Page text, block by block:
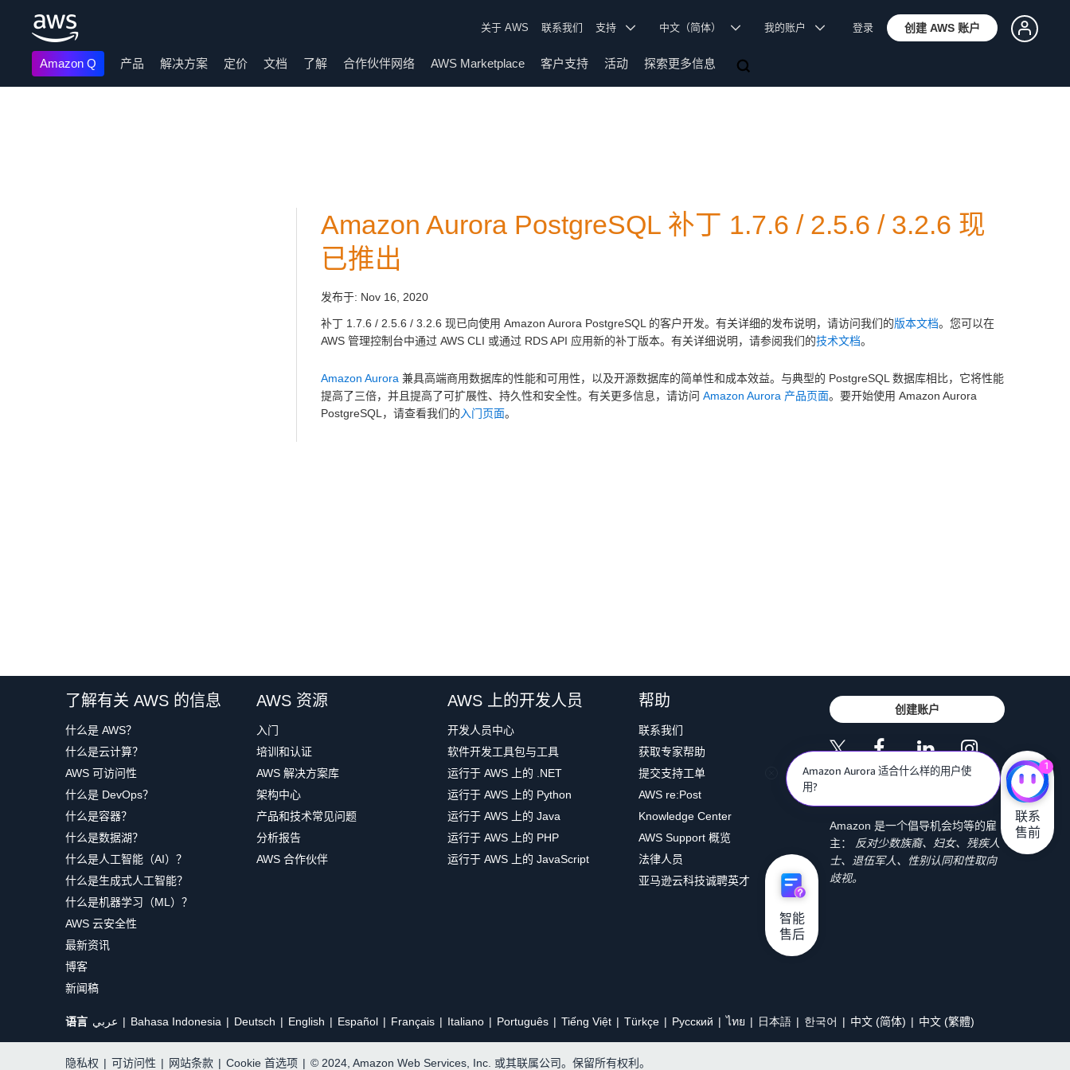
关于 AWS 联系我们 支持 中文（简体） 我的账户 登录 创建 AWS 账户
Amazon Q 产品 解决方案 定价 文档 了解 合作伙伴网络 AWS Marketplace 客户支持 活动 探索更多信息
Amazon Aurora PostgreSQL 补丁 1.7.6 / 2.5.6 / 3.2.6 现
已推出
发布于: Nov 16, 2020
补丁 1.7.6 / 2.5.6 / 3.2.6 现已向使用 Amazon Aurora PostgreSQL 的客户开发。有关详细的发布说明，请访问我们的版本文档。您可以在
AWS 管理控制台中通过 AWS CLI 或通过 RDS API 应用新的补丁版本。有关详细说明，请参阅我们的技术文档。
Amazon Aurora 兼具高端商用数据库的性能和可用性，以及开源数据库的简单性和成本效益。与典型的 PostgreSQL 数据库相比，它将性能
提高了三倍，并且提高了可扩展性、持久性和安全性。有关更多信息，请访问 Amazon Aurora 产品页面。要开始使用 Amazon Aurora
PostgreSQL，请查看我们的 入门页面。
了解有关 AWS 的信息
什么是 AWS？
什么是云计算？
AWS 可访问性
什么是 DevOps？
什么是容器？
什么是数据湖？
什么是人工智能（AI）？
什么是生成式人工智能？
什么是机器学习（ML）？
AWS 云安全性
最新资讯
博客
新闻稿
AWS 资源
入门
培训和认证
AWS 解决方案库
架构中心
产品和技术常见问题
分析报告
AWS 合作伙伴
AWS 上的开发人员
开发人员中心
软件开发工具包与工具
运行于 AWS 上的 .NET
运行于 AWS 上的 Python
运行于 AWS 上的 Java
运行于 AWS 上的 PHP
运行于 AWS 上的 JavaScript
帮助
联系我们
获取专家帮助
提交支持工单
AWS re:Post
Knowledge Center
AWS Support 概览
法律人员
亚马逊云科技诚聘英才
创建账户
Amazon 是一个倡导机会均等的雇
主：
反对少数族裔、妇女、残疾人
士、退伍军人、性别认同和性取向
歧视。
语言 عربي Bahasa Indonesia Deutsch English Español Français Italiano Português Tiếng Việt Türkçe Ρусский ไทย 日本語 한국어 中文 (简体) 中文 (繁體)
隐私权 | 可访问性 | 网站条款 | Cookie 首选项 | © 2024, Amazon Web Services, Inc. 或其联属公司。保留所有权利。
Amazon Aurora 适合什么样的用户使
用?
1
联系
售前
智能
售后